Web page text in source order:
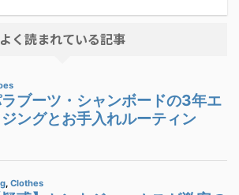
よく読まれている記事